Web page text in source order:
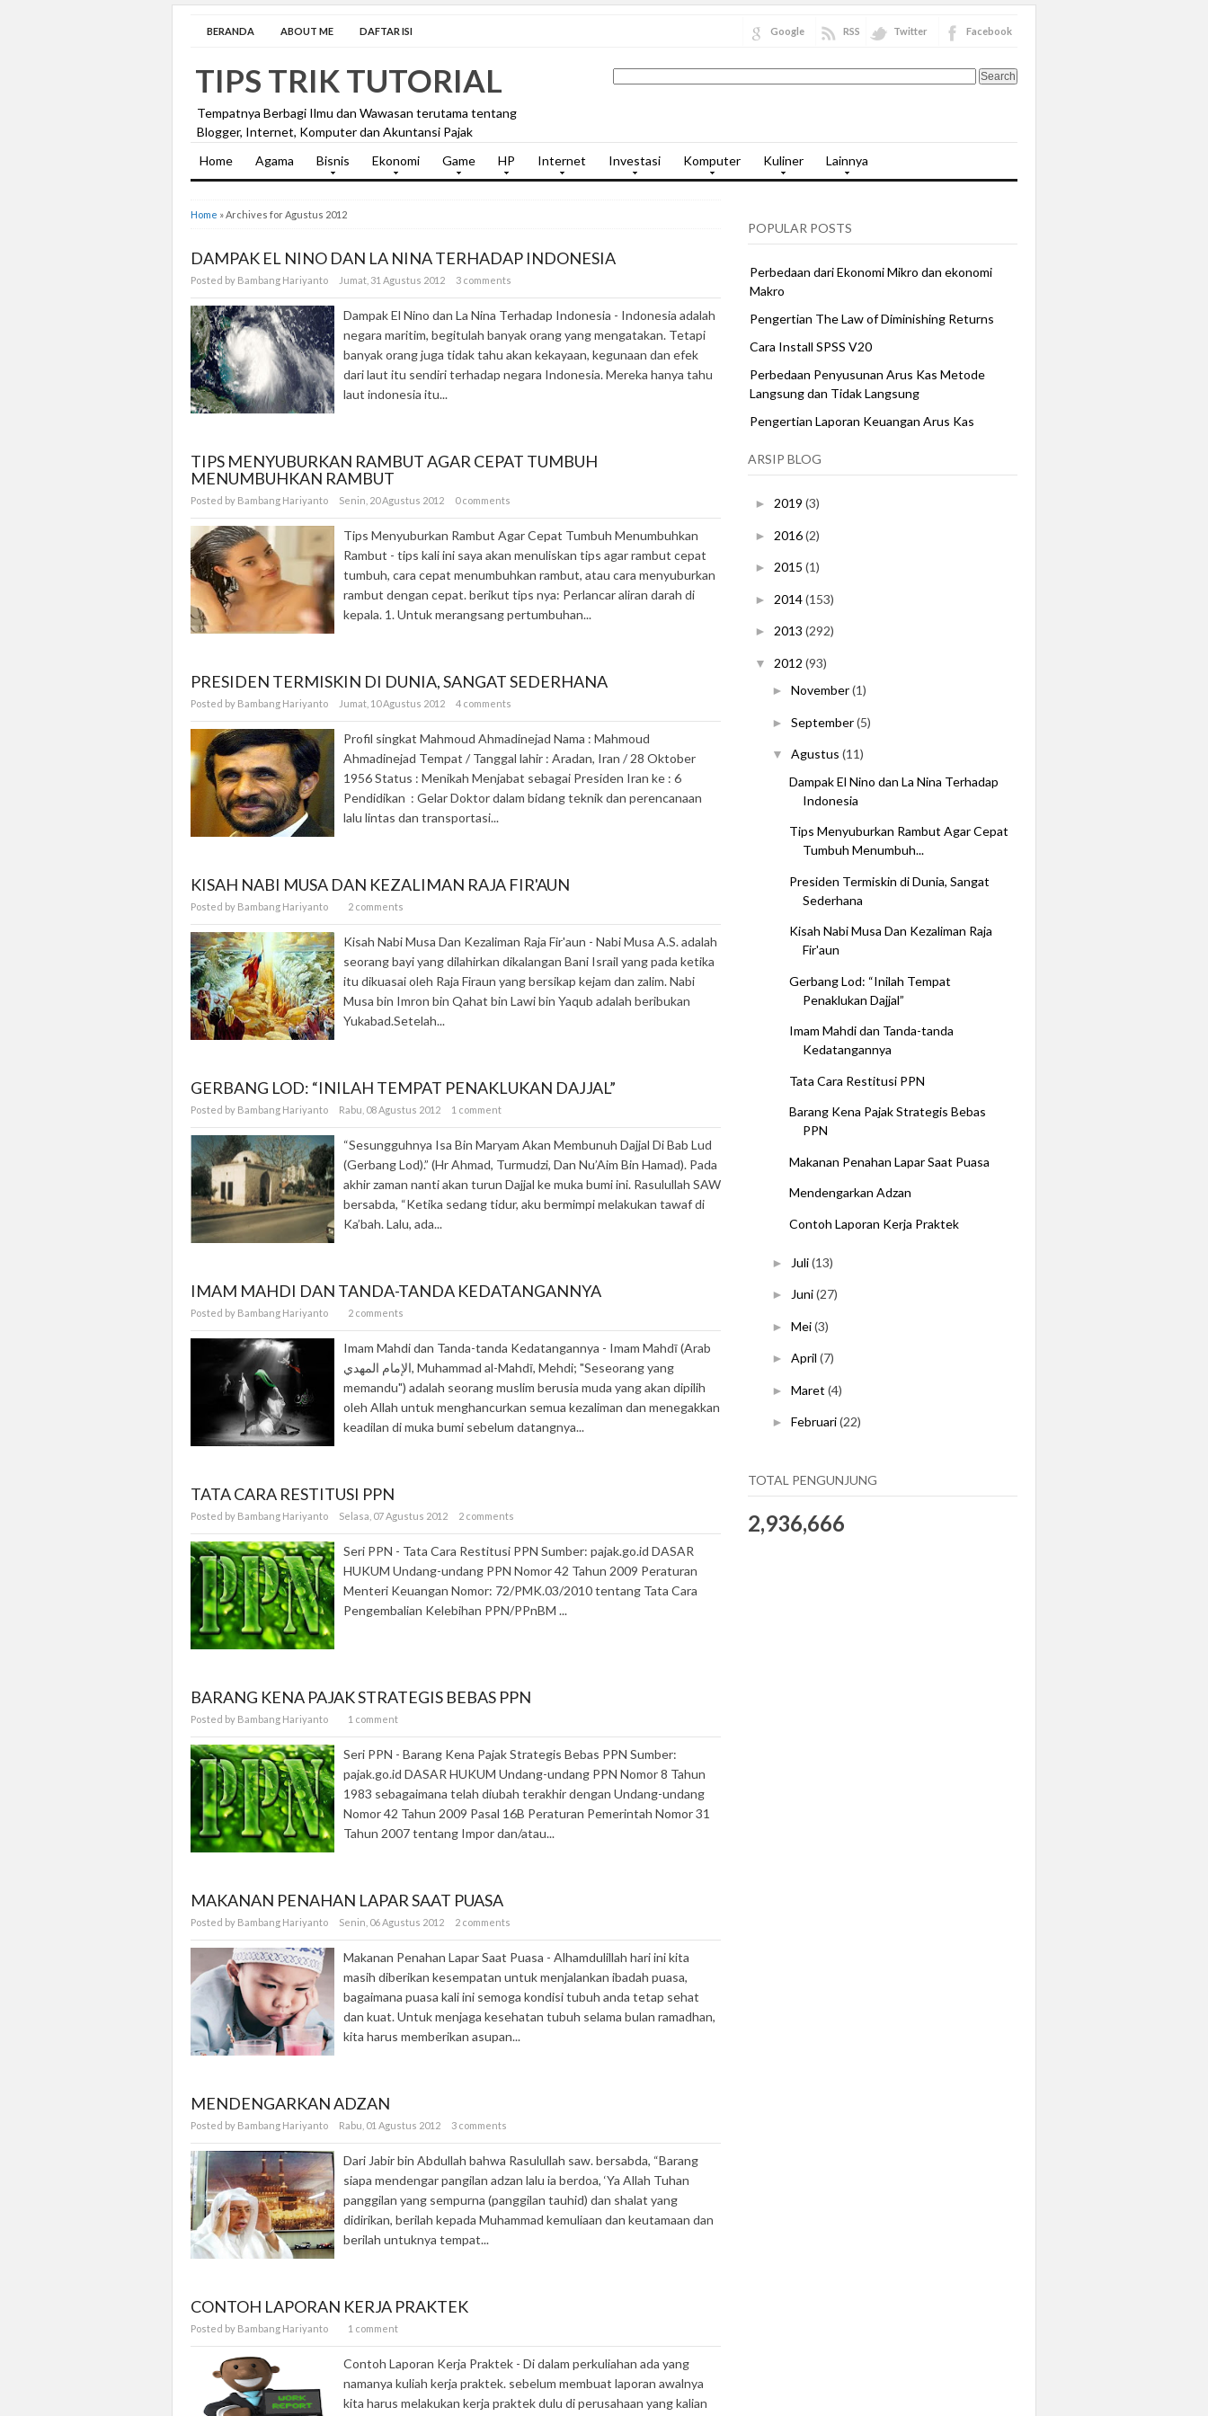
BERANDA ABOUT ME DAFTAR ISI Facebook
Twitter
RSS
Google
TIPS TRIK TUTORIAL
Tempatnya Berbagi Ilmu dan Wawasan terutama tentang
Blogger, Internet, Komputer dan Akuntansi Pajak
Home
Agama Bisnis Ekonomi Game HP Internet Investasi Komputer Kuliner Lainnya
Home »Archives for Agustus 2012
DAMPAK EL NINO DAN LA NINA TERHADAP INDONESIA
Posted by Bambang Hariyanto Jumat, 31 Agustus 2012 3 comments
Dampak El Nino dan La Nina Terhadap Indonesia - Indonesia adalah
negara maritim, begitulah banyak orang yang mengatakan. Tetapi
banyak orang juga tidak tahu akan kekayaan, kegunaan dan efek
dari laut itu sendiri terhadap negara Indonesia. Mereka hanya tahu
laut indonesia itu...
TIPS MENYUBURKAN RAMBUT AGAR CEPAT TUMBUH
MENUMBUHKAN RAMBUT
Posted by Bambang Hariyanto Senin, 20 Agustus 2012 0 comments
Tips Menyuburkan Rambut Agar Cepat Tumbuh Menumbuhkan
Rambut - tips kali ini saya akan menuliskan tips agar rambut cepat
tumbuh, cara cepat menumbuhkan rambut, atau cara menyuburkan
rambut dengan cepat. berikut tips nya: Perlancar aliran darah di
kepala. 1. Untuk merangsang pertumbuhan...
PRESIDEN TERMISKIN DI DUNIA, SANGAT SEDERHANA
Posted by Bambang Hariyanto Jumat, 10 Agustus 2012 4 comments
Profil singkat Mahmoud Ahmadinejad Nama : Mahmoud
Ahmadinejad Tempat / Tanggal lahir : Aradan, Iran / 28 Oktober
1956 Status : Menikah Menjabat sebagai Presiden Iran ke : 6
Pendidikan : Gelar Doktor dalam bidang teknik dan perencanaan
lalu lintas dan transportasi...
KISAH NABI MUSA DAN KEZALIMAN RAJA FIR'AUN
Posted by Bambang Hariyanto 2 comments
Kisah Nabi Musa Dan Kezaliman Raja Fir'aun - Nabi Musa A.S. adalah
seorang bayi yang dilahirkan dikalangan Bani Israil yang pada ketika
itu dikuasai oleh Raja Firaun yang bersikap kejam dan zalim. Nabi
Musa bin Imron bin Qahat bin Lawi bin Yaqub adalah beribukan
Yukabad.Setelah...
GERBANG LOD: “INILAH TEMPAT PENAKLUKAN DAJJAL”
Posted by Bambang Hariyanto Rabu, 08 Agustus 2012 1 comment
“Sesungguhnya Isa Bin Maryam Akan Membunuh Dajjal Di Bab Lud
(Gerbang Lod).” (Hr Ahmad, Turmudzi, Dan Nu’Aim Bin Hamad). Pada
akhir zaman nanti akan turun Dajjal ke muka bumi ini. Rasulullah SAW
bersabda, “Ketika sedang tidur, aku bermimpi melakukan tawaf di
Ka’bah. Lalu, ada...
IMAM MAHDI DAN TANDA-TANDA KEDATANGANNYA
Posted by Bambang Hariyanto 2 comments
Imam Mahdi dan Tanda-tanda Kedatangannya - Imam Mahdī (Arab
الإمام المهدي, Muhammad al-Mahdī, Mehdi; "Seseorang yang
memandu") adalah seorang muslim berusia muda yang akan dipilih
oleh Allah untuk menghancurkan semua kezaliman dan menegakkan
keadilan di muka bumi sebelum datangnya...
TATA CARA RESTITUSI PPN
Posted by Bambang Hariyanto Selasa, 07 Agustus 2012 2 comments
Seri PPN - Tata Cara Restitusi PPN Sumber: pajak.go.id DASAR
HUKUM Undang-undang PPN Nomor 42 Tahun 2009 Peraturan
Menteri Keuangan Nomor: 72/PMK.03/2010 tentang Tata Cara
Pengembalian Kelebihan PPN/PPnBM ...
BARANG KENA PAJAK STRATEGIS BEBAS PPN
Posted by Bambang Hariyanto 1 comment
Seri PPN - Barang Kena Pajak Strategis Bebas PPN Sumber:
pajak.go.id DASAR HUKUM Undang-undang PPN Nomor 8 Tahun
1983 sebagaimana telah diubah terakhir dengan Undang-undang
Nomor 42 Tahun 2009 Pasal 16B Peraturan Pemerintah Nomor 31
Tahun 2007 tentang Impor dan/atau...
MAKANAN PENAHAN LAPAR SAAT PUASA
Posted by Bambang Hariyanto Senin, 06 Agustus 2012 2 comments
Makanan Penahan Lapar Saat Puasa - Alhamdulillah hari ini kita
masih diberikan kesempatan untuk menjalankan ibadah puasa,
bagaimana puasa kali ini semoga kondisi tubuh anda tetap sehat
dan kuat. Untuk menjaga kesehatan tubuh selama bulan ramadhan,
kita harus memberikan asupan...
MENDENGARKAN ADZAN
Posted by Bambang Hariyanto Rabu, 01 Agustus 2012 3 comments
Dari Jabir bin Abdullah bahwa Rasulullah saw. bersabda, “Barang
siapa mendengar pangilan adzan lalu ia berdoa, ‘Ya Allah Tuhan
panggilan yang sempurna (panggilan tauhid) dan shalat yang
didirikan, berilah kepada Muhammad kemuliaan dan keutamaan dan
berilah untuknya tempat...
CONTOH LAPORAN KERJA PRAKTEK
Posted by Bambang Hariyanto 1 comment
Contoh Laporan Kerja Praktek - Di dalam perkuliahan ada yang
namanya kuliah kerja praktek. sebelum membuat laporan awalnya
kita harus melakukan kerja praktek dulu di perusahaan yang kalian
POPULAR POSTS
Perbedaan dari Ekonomi Mikro dan ekonomi
Makro
Pengertian The Law of Diminishing Returns
Cara Install SPSS V20
Perbedaan Penyusunan Arus Kas Metode
Langsung dan Tidak Langsung
Pengertian Laporan Keuangan Arus Kas
ARSIP BLOG
► 2019 (3)
► 2016(2)
► 2015 (1)
► 2014(153)
► 2013 (292)
▼ 2012 (93)
► November(1)
► September(5)
▼ Agustus (11)
Dampak El Nino dan La Nina Terhadap
Indonesia
Tips Menyuburkan Rambut Agar Cepat
Tumbuh Menumbuh...
Presiden Termiskin di Dunia, Sangat
Sederhana
Kisah Nabi Musa Dan Kezaliman Raja
Fir'aun
Gerbang Lod: “Inilah Tempat
Penaklukan Dajjal”
Imam Mahdi dan Tanda-tanda
Kedatangannya
Tata Cara Restitusi PPN
Barang Kena Pajak Strategis Bebas
PPN
Makanan Penahan Lapar Saat Puasa
Mendengarkan Adzan
Contoh Laporan Kerja Praktek
► Juli(13)
► Juni(27)
► Mei(3)
► April (7)
► Maret (4)
► Februari(22)
TOTAL PENGUNJUNG
2,936,666